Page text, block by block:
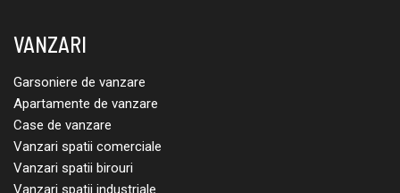
VANZARI
Garsoniere de vanzare
Apartamente de vanzare
Case de vanzare
Vanzari spatii comerciale
Vanzari spatii birouri
Vanzari spatii industriale